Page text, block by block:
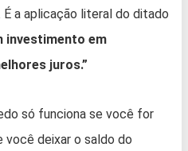
a aplicação literal do ditado
investimento em
juros.”
só funciona se você for
você deixar o saldo do